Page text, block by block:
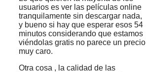
usuarios es ver las películas online
tranquilamente sin descargar nada,
y bueno si hay que esperar esos 54
minutos considerando que estamos
viéndolas gratis no parece un precio
muy caro.
Otra cosa , la calidad de las